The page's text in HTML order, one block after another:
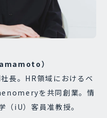
）
長。HR領域におけるベ
を共同創業。情
（iU）客員准教授。